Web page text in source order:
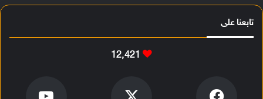
تابعنا على
12٬421